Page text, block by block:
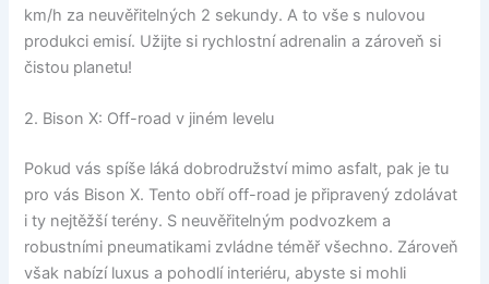
km/h za neuvěřitelných 2 sekundy. A to vše s nulovou
produkci emisí. Užijte si rychlostní adrenalin a zároveň si
čistou planetu!
2. Bison X: Off-road v jiném levelu
Pokud vás spíše láká dobrodružství mimo asfalt, pak je tu
pro vás Bison X. Tento obří off-road je připravený zdolávat
i ty nejtěžší terény. S neuvěřitelným podvozkem a
robustními pneumatikami zvládne téměř všechno. Zároveň
však nabízí luxus a pohodlí interiéru, abyste si mohli